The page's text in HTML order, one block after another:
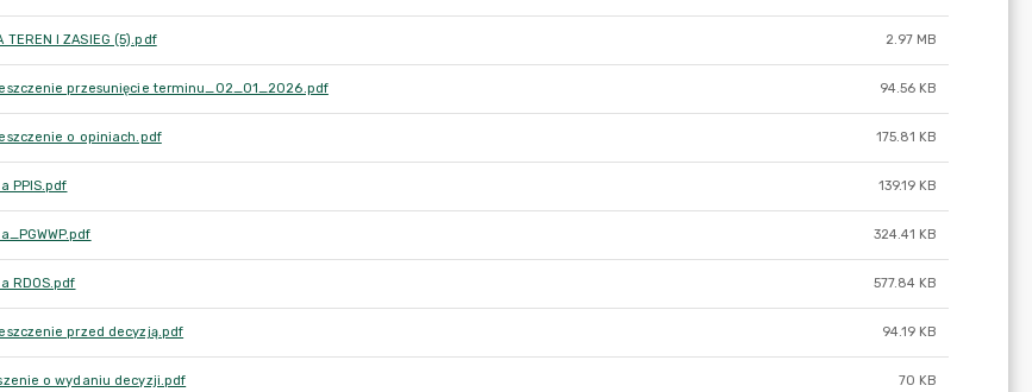
TEREN I ZASIEG (5).pdf 2.97 MB
przesunięcie terminu_02_01_2026.pdf 94.56 KB
o opiniach.pdf 175.81 KB
PPIS.pdf 139.19 KB
324.41 KB
RDOS.pdf 577.84 KB
przed decyzją.pdf 94.19 KB
o wydaniu decyzji.pdf 70 KB